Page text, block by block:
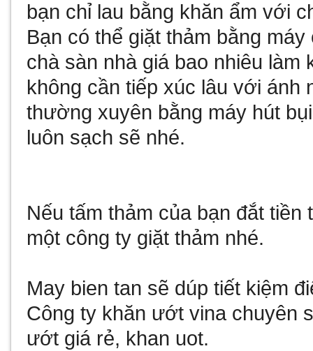
bạn chỉ lau bằng khăn ẩm với
Bạn có thể giặt thảm bằng
chà sàn nhà giá bao nhiêu làm
không cần tiếp xúc lâu với ánh
thường xuyên bằng máy hút
luôn sạch sẽ nhé.
Nếu tấm thảm của bạn đắt
một công ty giặt thảm nhé.
May bien tan sẽ dúp tiết kiệm
Công ty khăn ướt vina chuyên
ướt giá rẻ, khan uot.